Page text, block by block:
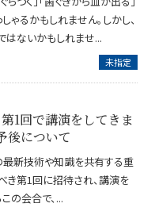
ゃるかもしれません。しかし、
はないかもしれませ...
未指定
1回で講演をしてきま
後について
最新技術や知識を共有する重
き第1回に招待され、講演を
の会合で、...